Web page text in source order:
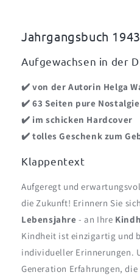
Jahrgang
1943
Jahrgang
1943
Jahrgangsbuch
Aufgewachsen in der
✔️ von der Autorin Helga
✔️ 63 Seiten pure Nostalgie
✔️ im schicken Hardcover
✔️ tolles Geschenk zum
Klappentext
Aufgeregt und
die Zukunft! Erinnern Sie
Lebensjahre - an Ihre
Kindheit ist einzigartig und
individueller Erinnerungen.
Generation Erfahrungen,